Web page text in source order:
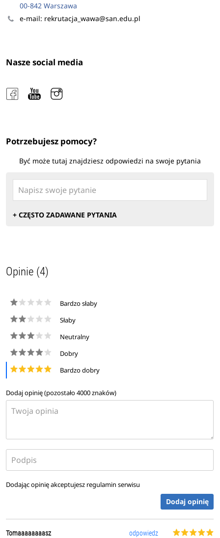
00-842 Warszawa
e-mail: rekrutacja_wawa@san.edu.pl
Nasze social media
Potrzebujesz pomocy?
Być może tutaj znajdziesz odpowiedzi na swoje pytania
+ CZĘSTO ZADAWANE PYTANIA
Opinie (4)
Bardzo słaby
Słaby
Neutralny
Dobry
Bardzo dobry
Dodaj opinię (pozostało4000znaków)
Dodając opinię akceptujesz regulamin serwisu
Dodaj opinię
Tomaaaaaaaasz
odpowiedz